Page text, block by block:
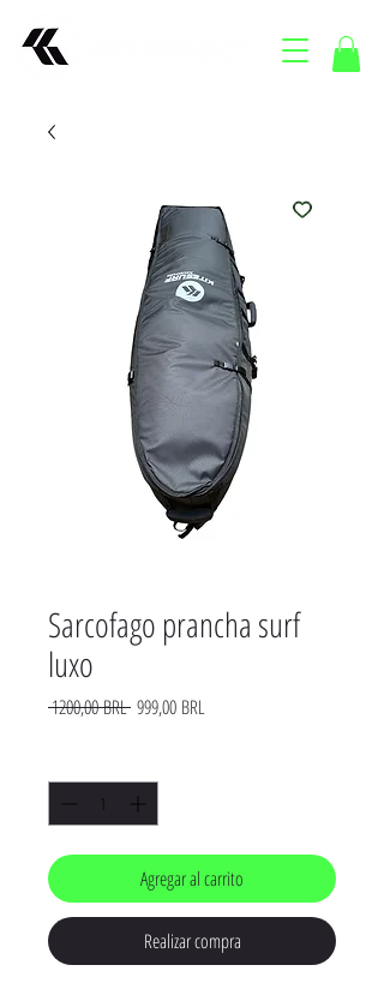
Sarcofago prancha surf
luxo
1200,00 BRL Precio
999,00 BRL
Agregar al carrito
Realizar compra